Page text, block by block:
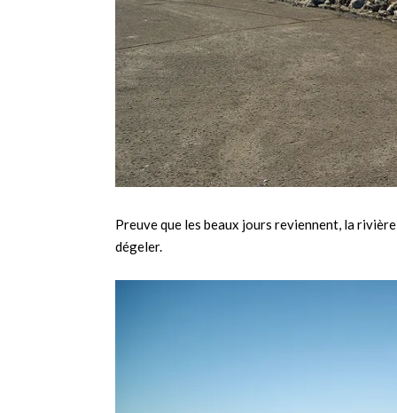
Preuve que les beaux jours reviennent, la
dégeler.